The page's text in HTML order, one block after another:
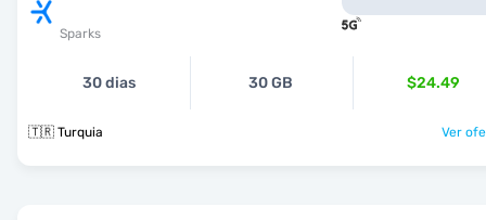
Sparks
30 dias 30 GB $24.49
🇹🇷 Turquia Ver